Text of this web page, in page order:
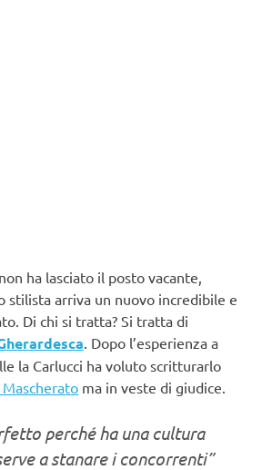
ha lasciato il posto vacante,
stilista arriva un nuovo incredibile e
Di chi si tratta? Si tratta di
. Dopo l’esperienza a
la Carlucci ha voluto scritturarlo
ma in veste di giudice.
perché ha una cultura
a stanare i concorrenti”